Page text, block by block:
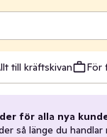
till kräftskivan För
för alla nya
så länge du handlar